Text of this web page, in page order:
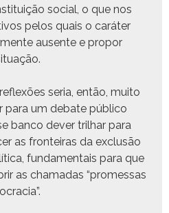
social, o que nos
pelos quais o caráter
ausente e pro­por
seria, então, muito
para um debate públi­co
ban­co dev­er tril­har para
as fron­teiras da exclusão
fun­da­men­tais para que
as chamadas “promes­sas